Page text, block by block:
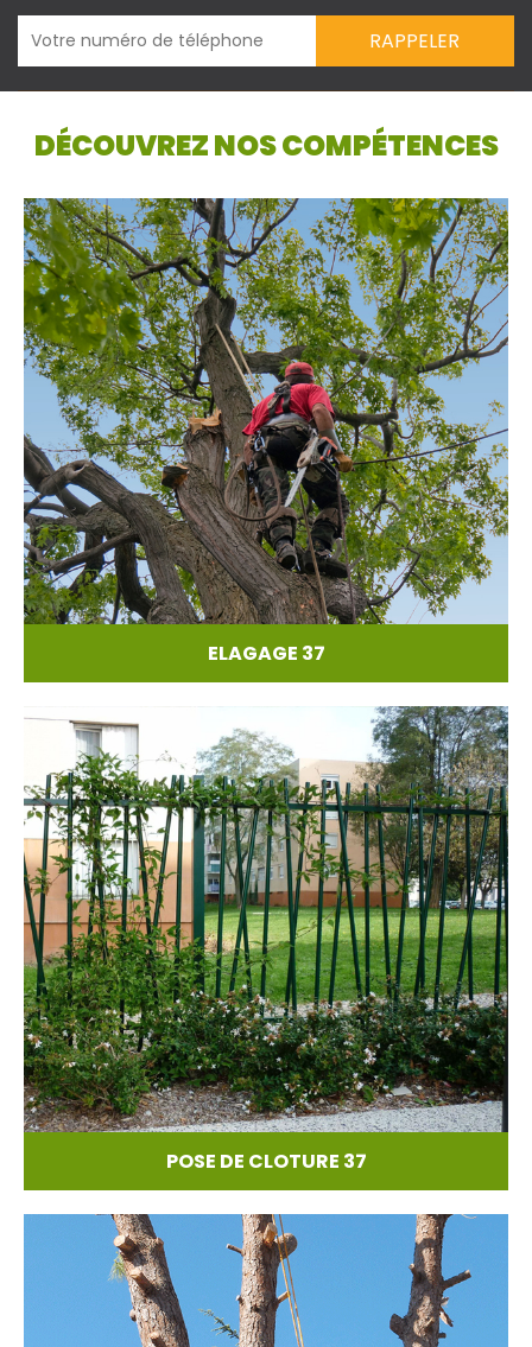
DÉCOUVREZ NOS COMPÉTENCES
ELAGAGE 37
POSE DE CLOTURE 37